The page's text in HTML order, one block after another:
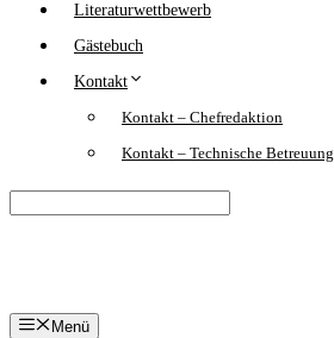
Literaturwettbewerb
Gästebuch
Kontakt
Kontakt – Chefredaktion
Kontakt – Technische Betreuung
Menü